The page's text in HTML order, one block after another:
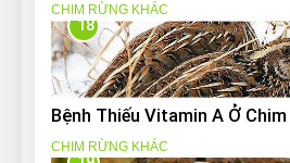
CHIM RỪNG KHÁC
18
Bệnh Thiếu Vitamin A Ở
CHIM RỪNG KHÁC